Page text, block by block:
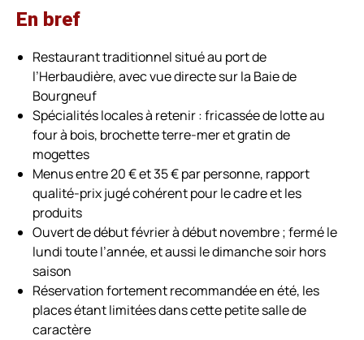
En bref
Restaurant traditionnel situé au port de
l’Herbaudière, avec vue directe sur la Baie de
Bourgneuf
Spécialités locales à retenir : fricassée de lotte au
four à bois, brochette terre-mer et gratin de
mogettes
Menus entre 20 € et 35 € par personne, rapport
qualité-prix jugé cohérent pour le cadre et les
produits
Ouvert de début février à début novembre ; fermé le
lundi toute l’année, et aussi le dimanche soir hors
saison
Réservation fortement recommandée en été, les
places étant limitées dans cette petite salle de
caractère